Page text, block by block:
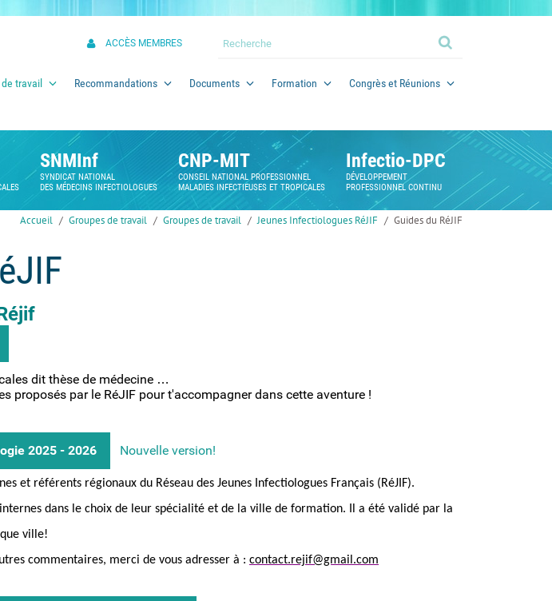
travail Recommandations Documents Formation Congrès et Réunions
ACCÈS MEMBRES
SNMInf
SYNDICAT NATIONAL
DES MÉDECINS INFECTIOLOGUES
CNP-MIT
CONSEIL NATIONAL PROFESSIONNEL
MALADIES INFECTIEUSES ET TROPICALES
Infectio-DPC
DÉVELOPPEMENT
PROFESSIONNEL CONTINU
Accueil Groupes de travail Groupes de travail Jeunes Infectiologues RéJIF Guides du RéJIF
dit thèse de médecine …
proposés par le RéJIF pour t'accompagner dans cette aventure !
2025 - 2026 Nouvelle version!
et référents régionaux du Réseau des Jeunes Infectiologues Français (RéJIF).
dans le choix de leur spécialité et de la ville de formation. Il a été validé par la
ville!
commentaires, merci de vous adresser à : contact.rejif@gmail.com